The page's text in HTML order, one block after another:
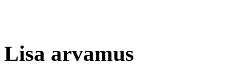
Lisa arvamus